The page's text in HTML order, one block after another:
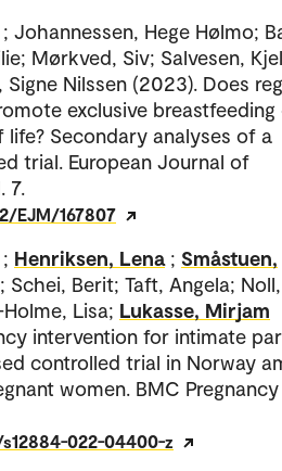
; Johannessen, Hege Hølmo;
Mørkved, Siv; Salvesen,
Nilssen (2023). Does
exclusive breastfeeding
Secondary analyses of a
trial. European Journal of
7.
EJM/167807
; Henriksen, Lena ; Småstuen,
; Schei, Berit; Taft, Angela; Noll,
Lisa; Lukasse, Mirjam
intervention for intimate
controlled trial in Norway
women. BMC
022-04400-z